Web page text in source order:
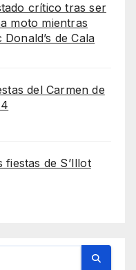
crítico tras ser
moto mientras
de Cala
del Carmen de
fiestas de S’Illot